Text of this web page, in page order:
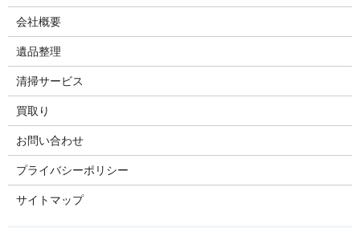
会社概要
遺品整理
清掃サービス
買取り
お問い合わせ
プライバシーポリシー
サイトマップ